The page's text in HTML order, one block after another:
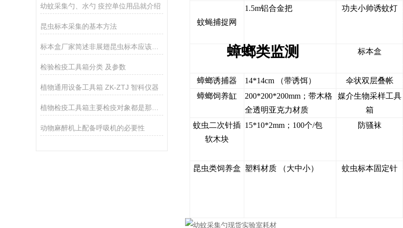
幼蚊采集勺、水勺 疫控单位用品就介绍
昆虫标本采集的基本方法
标本盒厂家简述非展翅昆虫标本应该如何去制作？
检验检疫工具箱分类 及参数
植物通用设备工具箱 ZK-ZTJ 智科仪器
动物麻醉机上配备呼吸机的必要性
蚊蝇捕捉网
1.5m铝合金把 功夫小帅诱蚊灯
蟑螂类监测 标本盒
蟑螂诱捕器
14*14cm （带诱饵） 伞状双层叠帐
蟑螂饲养缸
200*200*200mm；带木格
全透明亚克力材质
媒介生物采样工具
箱
蚊虫二次针插
软木块
15*10*2mm；100个/包 防骚袜
昆虫类饲养盒 塑料材质 （大中小） 蚊虫标本固定针